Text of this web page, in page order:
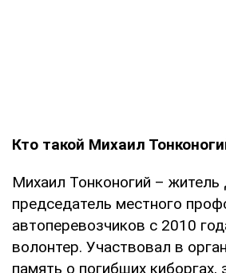
Кто такой Михаил
Михаил Тонконогий – житель
председатель местного
автоперевозчиков с 2010
волонтер. Участвовал в
память о погибших киборгах,